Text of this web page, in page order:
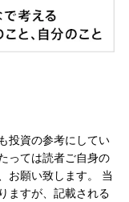
投資の参考にしてい
っては読者ご自身の
お願い致します。 当
ますが、記載される